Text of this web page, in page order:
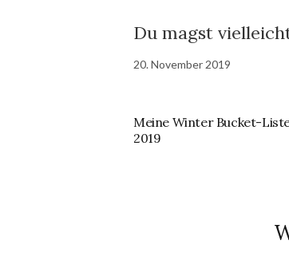
Du magst
20. November 2019
Meine Winter Bucket-
2019